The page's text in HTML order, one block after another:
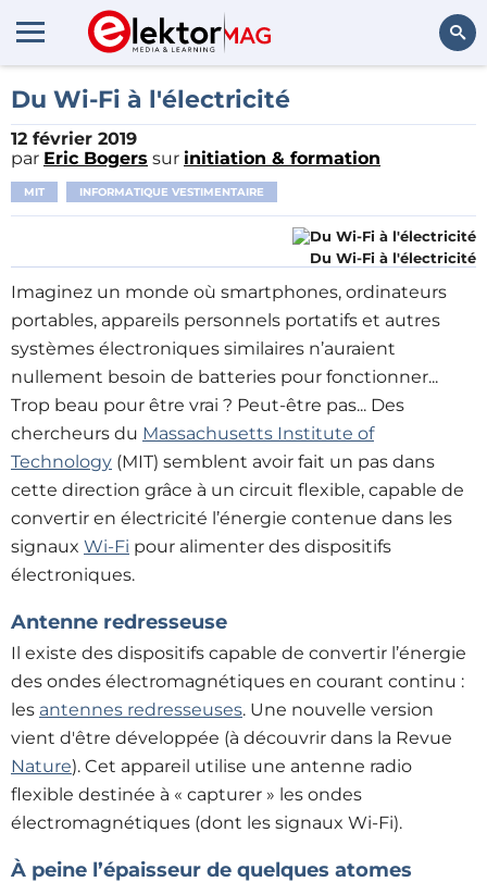
Du Wi-Fi à l'électricité
12 février 2019
par Eric Bogers sur initiation & formation
MIT INFORMATIQUE VESTIMENTAIRE
Du Wi-Fi à l'électricité
Imaginez un monde où smartphones, ordinateurs
portables, appareils personnels portatifs et autres
systèmes électroniques similaires n’auraient
nullement besoin de batteries pour fonctionner...
Trop beau pour être vrai ? Peut-être pas... Des
chercheurs du Massachusetts Institute of
Technology (MIT) semblent avoir fait un pas dans
cette direction grâce à un circuit flexible, capable de
convertir en électricité l’énergie contenue dans les
signaux Wi-Fi pour alimenter des dispositifs
électroniques.
Antenne redresseuse
Il existe des dispositifs capable de convertir l’énergie
des ondes électromagnétiques en courant continu :
les antennes redresseuses. Une nouvelle version
vient d'être développée (à découvrir dans la Revue
Nature). Cet appareil utilise une antenne radio
flexible destinée à « capturer » les ondes
électromagnétiques (dont les signaux Wi-Fi).
À peine l’épaisseur de quelques atomes